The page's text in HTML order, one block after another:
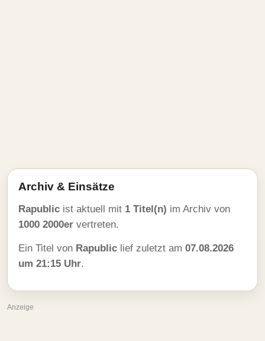
Archiv & Einsätze
Rapublic ist aktuell mit 1 Titel(n) im Archiv von
1000 2000er vertreten.
Ein Titel von Rapublic lief zuletzt am 07.08.2026
um 21:15 Uhr.
Anzeige